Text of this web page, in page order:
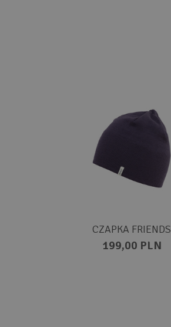
CZAPKA FRIENDS
199,00 PLN